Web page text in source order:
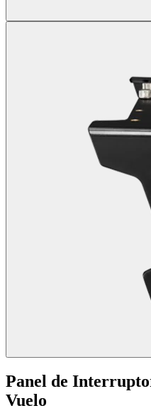
Panel de
Vuelo